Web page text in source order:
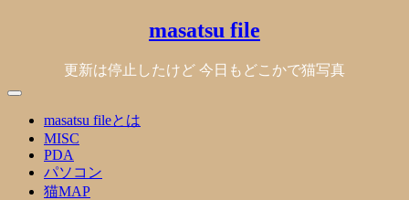
masatsu file
更新は停止したけど 今日もどこかで猫写真
masatsu fileとは
MISC
PDA
パソコン
猫MAP